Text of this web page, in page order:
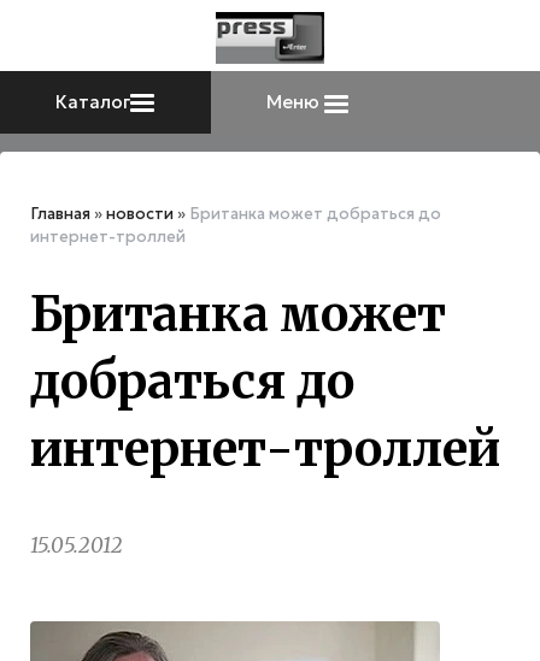
Каталог Меню
Главная »новости » Британка может добраться до
интернет-троллей
Британка может
добраться до
интернет-троллей
15.05.2012